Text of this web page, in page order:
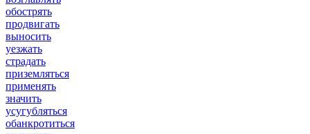
обострять
продвигать
выносить
уезжать
страдать
приземляться
применять
значить
усугубляться
обанкротиться